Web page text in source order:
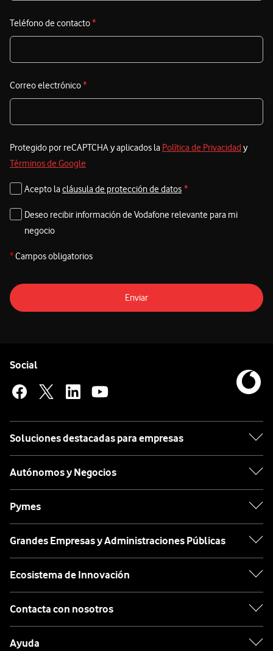
Teléfono de contacto*
Correo electrónico*
Protegido por reCAPTCHA y aplicados la Política de Privacidad y
Términos de Google
Acepto lacláusula de protección de datos *
Deseo recibir información de Vodafone relevante para mi
negocio
*Campos obligatorios
Enviar
Social
Soluciones destacadas para empresas
Autónomos y Negocios
Pymes
Grandes Empresas y Administraciones Públicas
Ecosistema de Innovación
Contacta con nosotros
Ayuda